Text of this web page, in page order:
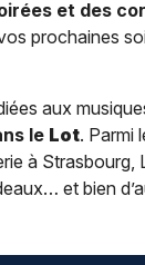
et des
prochaines
aux
le Lot. Parmi
à
et bien